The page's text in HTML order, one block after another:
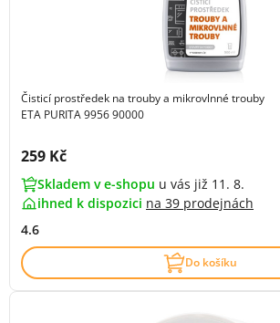
Čisticí prostředek na trouby a mikrovlnné trouby
ETA PURITA 9956 90000
Cena s DPH:
259 Kč
Skladem v e-shopu u vás již 11. 8.
ihned k dispozici na 39 prodejnách
4.6
Do košíku